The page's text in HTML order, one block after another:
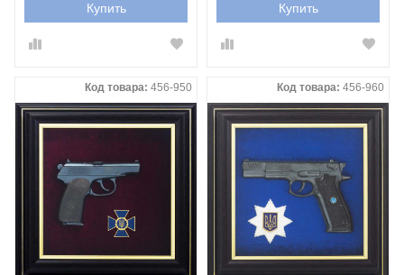
Купить Купить
Код товара: 456-950 Код товара: 456-960